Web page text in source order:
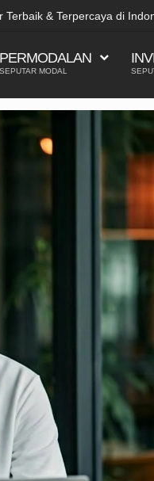
Terbaik & Terpercaya di
PERMODALAN
SEPUTAR MODAL